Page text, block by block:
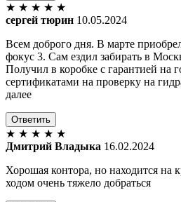
★ ★ ★ ★ ★
сергей тюрин 10.05.2024
Всем доброго дня. В марте
фокус 3. Сам ездил забирать в
Получил в коробке с гарантией на
сертификатами на проверку на
далее
Ответить
★ ★ ★ ★ ★
Дмитрий Владыка 16.02.2024
Хорошая контора, но находится на
ходом очень тяжело добраться